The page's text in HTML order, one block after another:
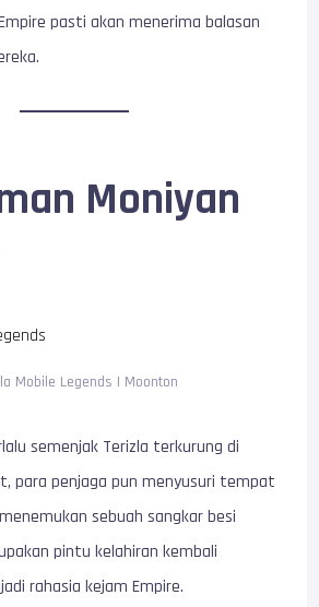
pasti akan menerima balasan
Moniyan
Mobile Legends | Moonton
semenjak Terizla terkurung di
para penjaga pun menyusuri tempat
sebuah sangkar besi
pintu kelahiran kembali
rahasia kejam Empire.